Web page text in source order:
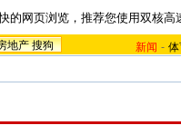
的网页浏览，推荐您使用双核高
地产 搜狗 新闻 -